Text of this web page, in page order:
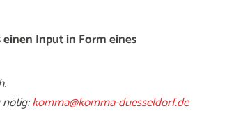
einen Input in Form eines
komma@komma-duesseldorf.de